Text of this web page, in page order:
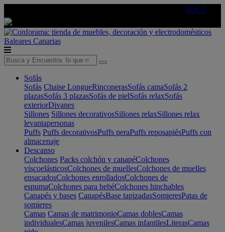
AQUÍ
Baleares Canarias
Sofás
Sofás Chaise LongueRinconerasSofás camaSofás 2
plazasSofás 3 plazasSofás de pielSofás relaxSofás
exteriorDivanes
Sillones Sillones decorativosSillones relaxSillones relax
levantapersonas
Puffs Puffs decorativosPuffs peraPuffs reposapiésPuffs con
almacenaje
Descanso
Colchones Packs colchón y canapéColchones
viscoelásticosColchones de muellesColchones de muelles
ensacadosColchones enrolladosColchones de
espumaColchones para bebéColchones hinchables
Canapés y bases CanapésBase tapizadasSomieresPatas de
somieres
Camas Camas de matrimonioCamas doblesCamas
individualesCamas juvenilesCamas infantilesLiterasCamas